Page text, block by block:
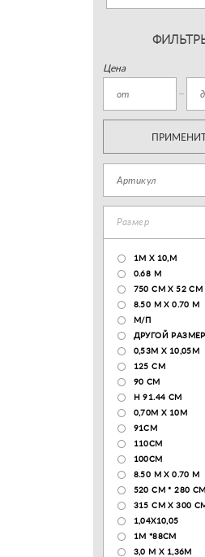
Цена
Размер
1М Х 10,М
0.68 M
750 CM X 52 CM
8.50 М X 0.70 М
М/П
ДРУГОЙ РАЗМЕР
0,53М Х 10,05М
125 CM
90 СМ
H 91.44 CM
0,70М Х 10М
91СМ
110CM
100CM
8.50 M X 0.70 M
520 СМ * 280 СМ
315 CM X 300
1,04X10,05
1М *88СМ
3,0 М Х 1,36М